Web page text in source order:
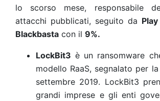
lo scorso mese, responsabile
attacchi pubblicati, seguito da Play
Blackbasta con il 9%.
LockBit3 è un ransomware
modello RaaS, segnalato per
settembre 2019. LockBit3
grandi imprese e gli enti